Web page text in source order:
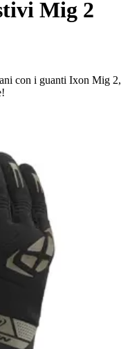
Mig 2
con i guanti Ixon Mig 2,